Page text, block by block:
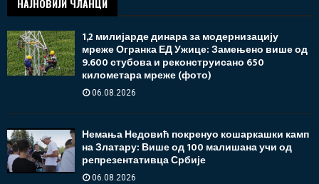
НАЈНОВИЈИ ЧЛАНЦИ
1,2 милијарде динара за модернизацију
мреже Огранка ЕД Ужице: Замењено више од
9.600 стубова и реконструисано 650
километара мреже (фото)
06.08.2026
Немања Недовић покренуо кошаркашки камп
на Златару: Више од 100 малишана учи од
репрезентативца Србије
06.08.2026